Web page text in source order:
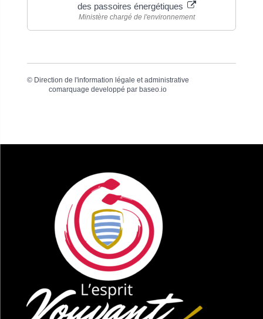
des passoires énergétiques
Ministère chargé de l'environnement
© Direction de l'information légale et administrative
comarquage developpé parbaseo.io